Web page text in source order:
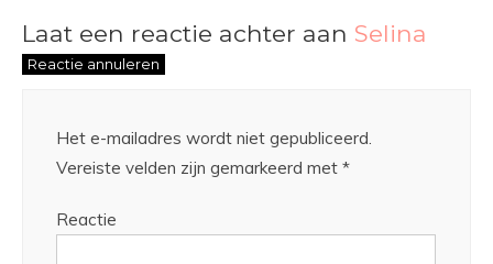
Laat een reactie achter aan Selina
Reactie annuleren
Het e-mailadres wordt niet gepubliceerd.
Vereiste velden zijn gemarkeerd met *
Reactie